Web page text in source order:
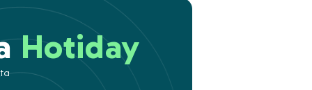
Hotiday